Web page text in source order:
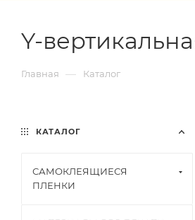
Y-
Главная — Каталог
КАТАЛОГ
САМОКЛЕЯЩИЕСЯ
ПЛЕНКИ